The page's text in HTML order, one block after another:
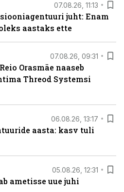
07.08.26, 11:13
juht: Enam
aastaks ette
07.08.26, 09:31
Orasmäe naaseb
Threod Systemsi
06.08.26, 13:17
aasta: kasv tuli
05.08.26, 12:31
ametisse uue juhi